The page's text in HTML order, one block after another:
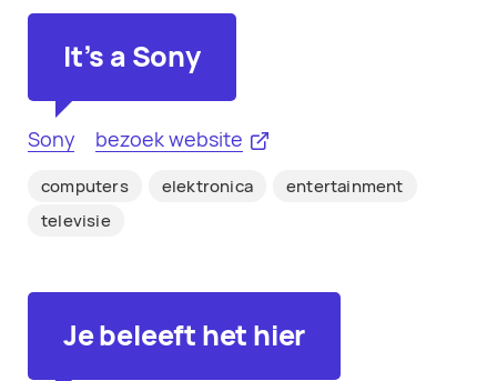
It's a Sony
Sony bezoek website
computers elektronica
entertainment
televisie
Je beleeft het hier